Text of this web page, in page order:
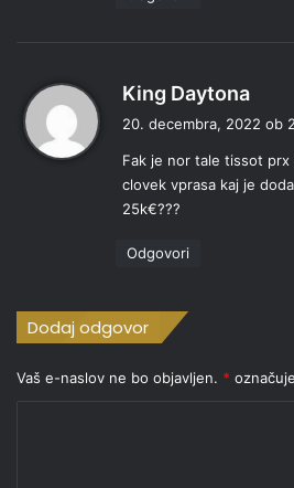
King Daytona
r
v
i
20. decembra, 2022 ob
Fak je nor tale tissot
clovek vprasa kaj je
25k€???
Odgovori
Dodaj odgovor
Vaš e-naslov ne bo objavljen. *